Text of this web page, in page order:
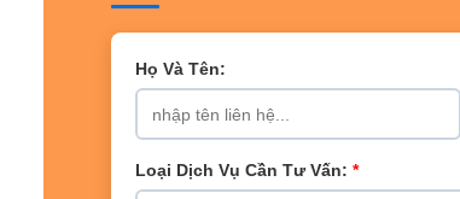
Họ Và Tên:
Loại Dịch Vụ Cần Tư Vấn: *